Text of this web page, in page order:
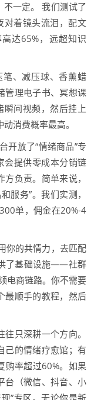
一定。 我们测试了
着镜头流泪，配文
达65%，远超知识
、减压球、香薰蜡
管理电子书、冥想课
间视频，然后挂上
消费概率最高。
开放了“情绪商品”专
会提供零成本分销链
负责。简单来说，
服务”。我们实测，
单，佣金在20%-4
你的共情力，去匹配
了基础设施——社群
电商链路。你不需要
最顺手的教程，然后
只深耕一个方向。
己的情绪疗愈馆；有
购率超过60%。如果
台（微信、抖音、小